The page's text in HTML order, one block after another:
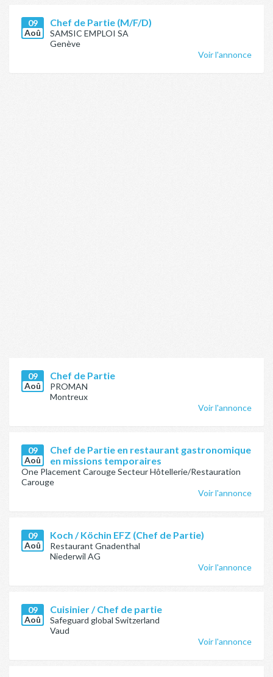
09
Aoû
Chef de Partie (M/F/D)
SAMSIC EMPLOI SA
Genève
Voir l'annonce
09
Aoû
Chef de Partie
PROMAN
Montreux
Voir l'annonce
09
Aoû
Chef de Partie en restaurant gastronomique
en missions temporaires
One Placement Carouge Secteur Hôtellerie/Restauration
Carouge
Voir l'annonce
09
Aoû
Koch / Köchin EFZ (Chef de Partie)
Restaurant Gnadenthal
Niederwil AG
Voir l'annonce
09
Aoû
Cuisinier / Chef de partie
Safeguard global Switzerland
Vaud
Voir l'annonce